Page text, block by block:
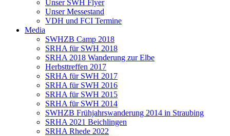
Unser SWH Flyer
Unser Messestand
VDH und FCI Termine
Media
SWHZB Camp 2018
SRHA für SWH 2018
SRHA 2018 Wanderung zur Elbe
Herbsttreffen 2017
SRHA für SWH 2017
SRHA für SWH 2016
SRHA für SWH 2015
SRHA für SWH 2014
SWHZB Frühjahrswanderung 2014 in Straubing
SRHA 2021 Beichlingen
SRHA Rhede 2022